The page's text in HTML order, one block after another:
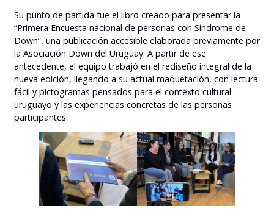
Su punto de partida fue el libro creado para presentar la
“Primera Encuesta nacional de personas con Síndrome de
Down”, una publicación accesible elaborada previamente por
la Asociación Down del Uruguay. A partir de ese
antecedente, el equipo trabajó en el rediseño integral de la
nueva edición, llegando a su actual maquetación, con lectura
fácil y pictogramas pensados para el contexto cultural
uruguayo y las experiencias concretas de las personas
participantes.